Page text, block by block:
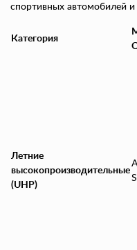
спортивных автомобилей
Категория
Летние
высокопроизводительные
(UHP)